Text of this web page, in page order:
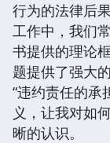
行为的法律后
工作中，我们
书提供的理论
题提供了强大
“违约责任的承
义，让我对如
晰的认识。